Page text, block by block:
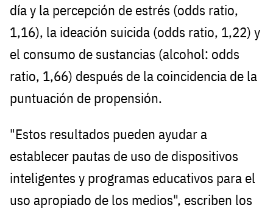
día y la percepción de estrés (odds ratio,
1,16), la ideación suicida (odds ratio, 1,22) y
el consumo de sustancias (alcohol: odds
ratio, 1,66) después de la coincidencia de la
puntuación de propensión.
"Estos resultados pueden ayudar a
establecer pautas de uso de dispositivos
inteligentes y programas educativos para el
uso apropiado de los medios", escriben los